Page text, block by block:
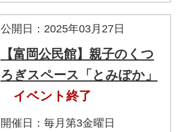
公開日：2025年03月27日
【富岡公民館】親子のくつ
ろぎスペース「とみぽか」
イベント終了
開催日：毎月第3金曜日